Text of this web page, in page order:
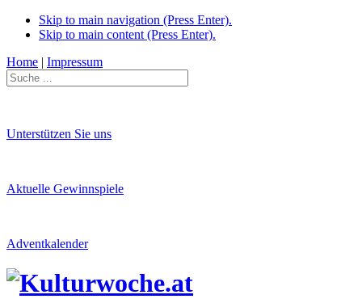
Skip to main navigation (Press Enter).
Skip to main content (Press Enter).
Home | Impressum
Unterstützen Sie uns
Aktuelle Gewinnspiele
Adventkalender